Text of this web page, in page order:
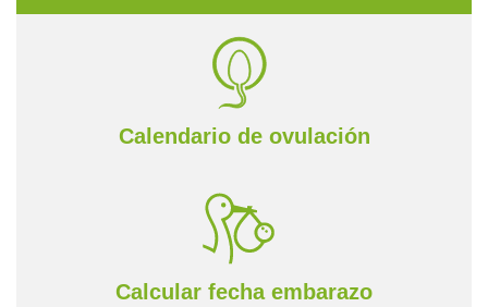
Calendario de ovulación
Calcular fecha embarazo